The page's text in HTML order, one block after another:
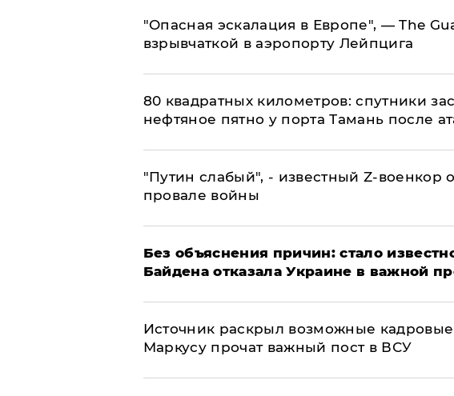
"Опасная эскалация в Европе", — The
взрывчаткой в аэропорту Лейпцига
80 квадратных километров: спутники
нефтяное пятно у порта Тамань после
​"Путин слабый", - известный Z-военкор
провале войны
Без объяснения причин: стало
Байдена отказала Украине в важной
​Источник раскрыл возможные
Маркусу прочат важный пост в ВСУ